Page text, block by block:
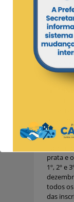
Neste
quem
acordo
Jonata
prata e
1º, 2º e
todos
das